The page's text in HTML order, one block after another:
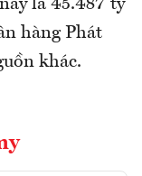
là 45.487 tỷ
hàng Phát
khác.